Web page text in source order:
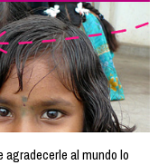
al mundo lo